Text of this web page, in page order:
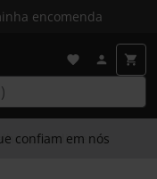
encomenda
confiam em nós